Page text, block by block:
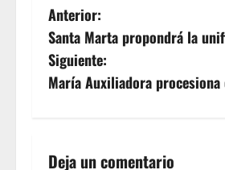
N
a
v
g
Anterior:
Santa Marta propondrá la
Siguiente:
María Auxiliadora
Deja un comentario